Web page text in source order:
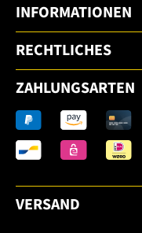
INFORMATIONEN
RECHTLICHES
ZAHLUNGSARTEN
VERSAND